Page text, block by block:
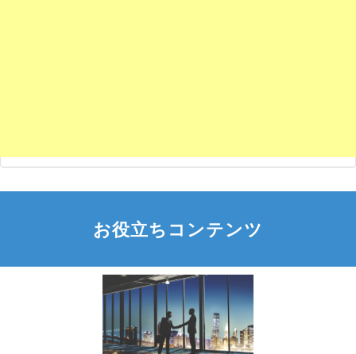
お役立ちコンテンツ